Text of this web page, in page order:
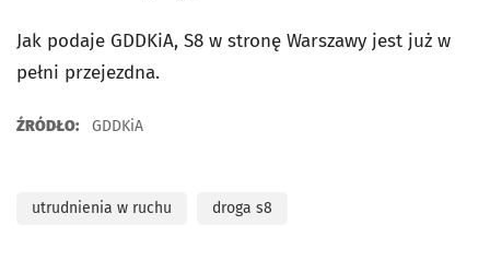
Jak podaje GDDKiA, S8 w stronę Warszawy jest już w
pełni przejezdna.
ŹRÓDŁO: GDDKiA
utrudnienia w ruchu droga s8